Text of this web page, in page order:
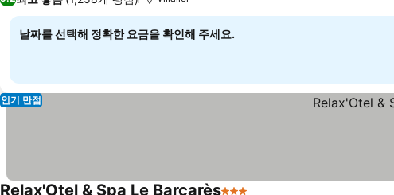
날짜를 선택해 정확한 요금을 확인해 주세요.
인기 만점
Relax'Otel & Spa Le Barcarès